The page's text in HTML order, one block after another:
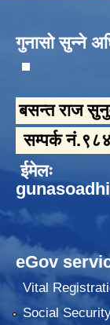
गुनासो सुन्ने
बसन्त राज
सम्पर्क
ईमेलः
eGov
Vital
Social